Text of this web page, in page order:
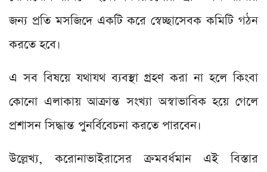
জন্য প্রতি মসজিদে একটি করে স্বেচ্ছাসেবক কমিটি গঠন
করতে হবে।
এ সব বিষয়ে যথাযথ ব্যবস্থা গ্রহণ করা না হলে কিংবা
কোনো এলাকায় আক্রান্ত সংখ্যা অস্বাভাবিক হয়ে গেলে
প্রশাসন সিদ্ধান্ত পুনর্বিবেচনা করতে পারবেন।
উল্লেখ্য, করোনাভাইরাসের ক্রমবর্ধমান এই বিস্তার